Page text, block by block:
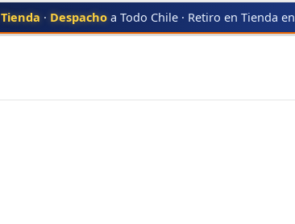
Tienda · Despacho a Todo Chile · Retiro en Tienda en
TODOTONER.CL